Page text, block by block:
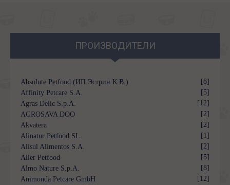
ПРОИЗВОДИТЕЛИ
Absolute Petfood (ИП Эстрин К.В.)
[8]
Affinity Petcare S.A.
[5]
Agras Delic S.p.A.
[12]
AGROSAVA DOO
[2]
Akvatera
[2]
Alinatur Petfood SL
[1]
Alisul Alimentos S.A.
[2]
Aller Petfood
[5]
Almo Nature S.p.A.
[8]
Animonda Petcare GmbH
[12]